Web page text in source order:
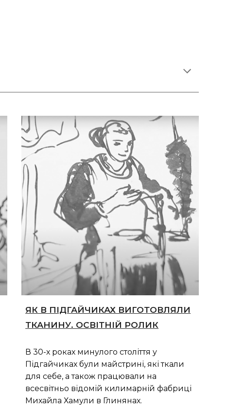
ЯК В ПІДГАЙЧИКАХ ВИГОТОВЛЯЛИ
ТКАНИНУ. ОСВІТНІЙ РОЛИК
В 30-х роках минулого століття у
Підгайчиках були майстрині, які ткали
для себе, а також працювали на
всесвітньо відомій килимарній фабриці
Михайла Хамули в Глинянах.